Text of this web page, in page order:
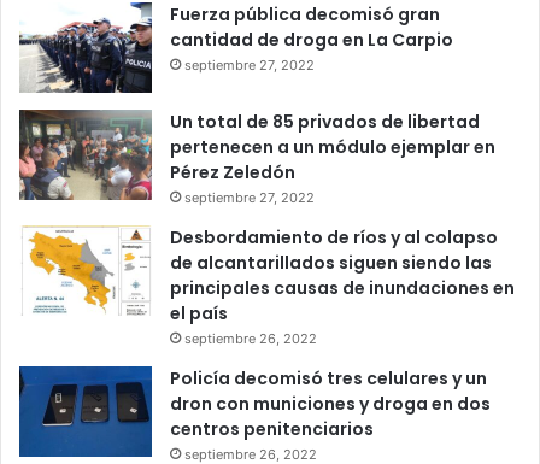
Fuerza pública decomisó gran
cantidad de droga en La Carpio
septiembre 27, 2022
Un total de 85 privados de libertad
pertenecen a un módulo ejemplar en
Pérez Zeledón
septiembre 27, 2022
Desbordamiento de ríos y al colapso
de alcantarillados siguen siendo las
principales causas de inundaciones en
el país
septiembre 26, 2022
Policía decomisó tres celulares y un
dron con municiones y droga en dos
centros penitenciarios
septiembre 26, 2022